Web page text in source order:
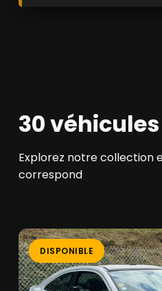
30
Explorez notre collection
correspond
DISPONIBLE